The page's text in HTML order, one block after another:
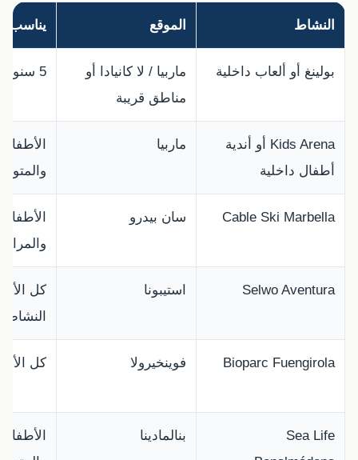
النشاط الموقع يناسب
بولينغ أو ألعاب داخلية
ماربيا / لا كانيادا أو
مناطق قريبة
5 سنوات فما فوق
Kids Arena أو أندية
أطفال داخلية
ماربيا
Cable Ski Marbella سان بيدرو
Selwo Aventura استيبونا
كل
النشاط
Bioparc Fuengirola فوينخيرولا كل
Sea Life
بنالمادينا